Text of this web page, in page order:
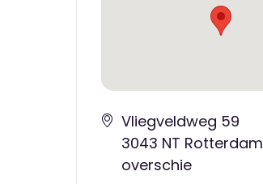
Vliegveldweg 59
3043 NT Rotterdam
overschie